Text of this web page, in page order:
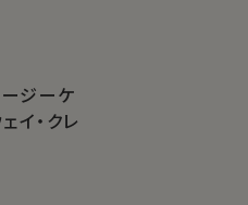
ージーケ
イ・クレ